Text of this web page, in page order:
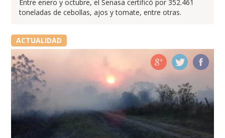
Entre enero y octubre, el Senasa certificó por 352.461
toneladas de cebollas, ajos y tomate, entre otras.
ACTUALIDAD